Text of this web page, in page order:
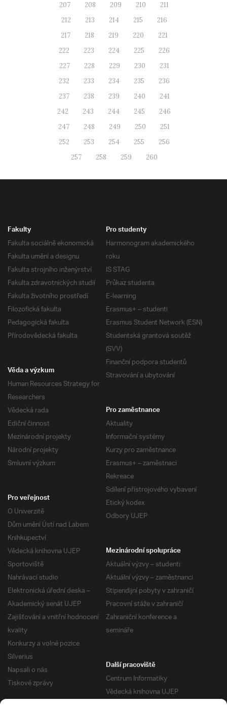
207
208 209 210
211
212
213 214 215
216
217
218 219 220
221
222
223 224 225
226
227
228 229 230
231
232
233 234 235
236
237
238 239 240
241
242
243 244 245
246
247
248 249 250
251
252
253 254 255
256
257
258 259 260
Fakulty
Fakulta sociálně ekonomická
Fakulta umění a designu
Fakulta strojního inženýrství
Fakulta zdravotnických studií
Fakulta životního prostředí
Filozofická fakulta
Pedagogická fakulta
Přírodovědecká fakulta
Pro studenty
Harmonogram akademického
roku
IS STAG
Průkaz studenta
E-learning
Erasmus+ – studenti
Erasmus Student Network (ESN)
Studentská grantová soutěž
(SVV)
Finanční podpora studentů
Stravování a ubytování
Věda a výzkum
Human Resources Strategy for
Researchers
Vědecká rada
Ediční činnost
Mezinárodní projekty
Národní projekty
Smluvní výzkum
Pro zaměstnance
Aktuality
Informační systémy
Kurzy pro zaměstnance
Erasmus+ – zaměstnaci
Rekreace
Sdílení přístrojového vybavení
Etický kodex
Odbory UJEP
Pro veřejnost
O Univerzitě
Dům umění Ústí nad Labem
Knihkupectví
Vědecká knihovna UJEP
Sportoviště
Nahrávací studio
Elektronická úřední deska –
Akademický senát UJEP
Zajišťování a vnitřní hodnocení
kvality
Konkurzy a volné pozice
Silverius
Napsali o nás
Tiskové zprávy
Mezinárodní spolupráce
Aktuální výzvy – studenti
Aktuální výzvy – zaměstnanci
Stipendijní pobyty v zahraničí
Pracovní stáže v zahraničí
Zahraniční konference a
semináře
Další pracoviště
Centrum Informatiky
Vědecká knihovna UJEP